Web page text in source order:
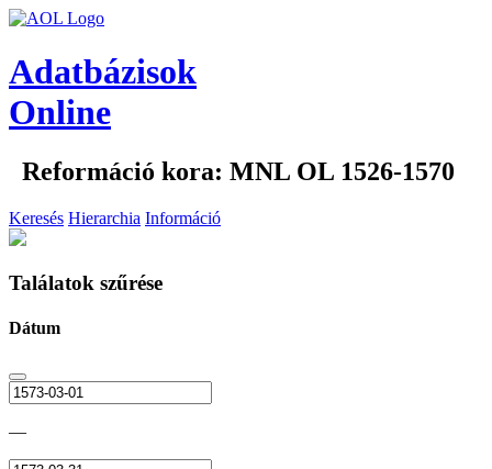
Adatbázisok
Online
Reformáció kora: MNL OL 1526-1570
Keresés Hierarchia Információ
Találatok szűrése
Dátum
—